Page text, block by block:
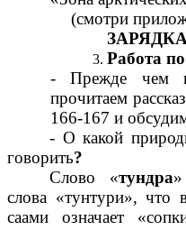
(смотри
Работа
- Прежде чем
прочитаем
166-167 и
- О какой
говорить?
Слово «тундра
слова «тунтури», что
саами означает